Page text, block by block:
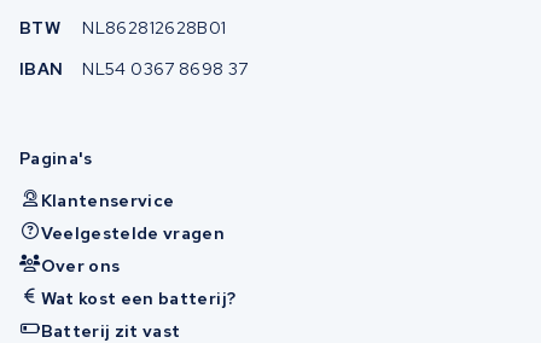
BTW
NL862812628B01
IBAN
NL54 0367 8698 37
Pagina's
Klantenservice
Veelgestelde vragen
Over ons
Wat kost een batterij?
Batterij zit vast